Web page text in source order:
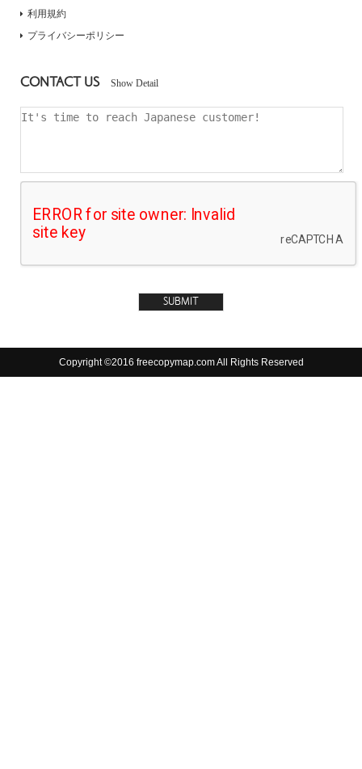
利用規約
プライバシーポリシー
CONTACT US Show Detail
Copyright ©2016 freecopymap.com All Rights Reserved